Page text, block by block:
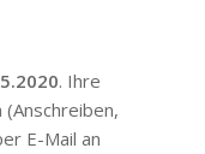
. Ihre
E-Mail an